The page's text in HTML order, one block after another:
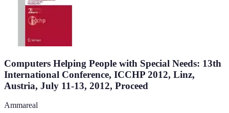
Computers Helping People with Special Needs: 13th
International Conference, ICCHP 2012, Linz,
Austria, July 11-13, 2012, Proceed
Ammareal